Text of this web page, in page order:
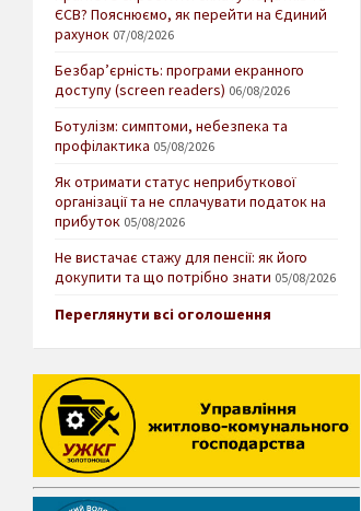
ЄСВ? Пояснюємо, як перейти на Єдиний
рахунок 07/08/2026
Безбар’єрність: програми екранного
доступу (screen readers) 06/08/2026
Ботулізм: симптоми, небезпека та
профілактика 05/08/2026
Як отримати статус неприбуткової
організації та не сплачувати податок на
прибуток 05/08/2026
Не вистачає стажу для пенсії: як його
докупити та що потрібно знати 05/08/2026
Переглянути всі оголошення